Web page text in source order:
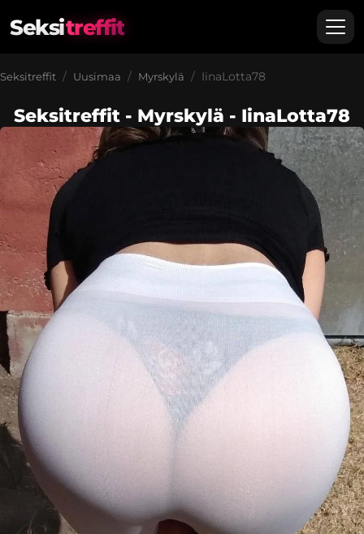
Seksitreffit
Seksitreffit Uusimaa Myrskylä IinaLotta78
Seksitreffit - Myrskylä - IinaLotta78